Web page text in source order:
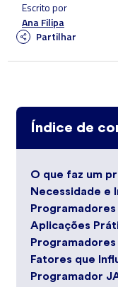
Escrito por
Ana Filipa
Partilhar
Índice de
O que faz um
Necessidade e
Programadores
Aplicações
Programadores
Fatores que
Programador